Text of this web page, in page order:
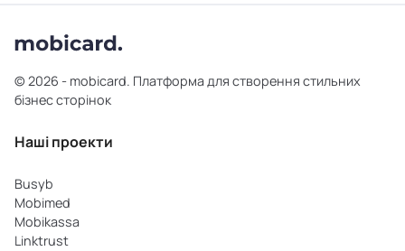
© 2026 - mobicard. Платформа для створення стильних
бізнес сторінок
Наші проекти
Busyb
Mobimed
Mobikassa
Linktrust